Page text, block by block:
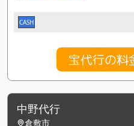
CASH
宝代行の料
中野代行
倉敷市